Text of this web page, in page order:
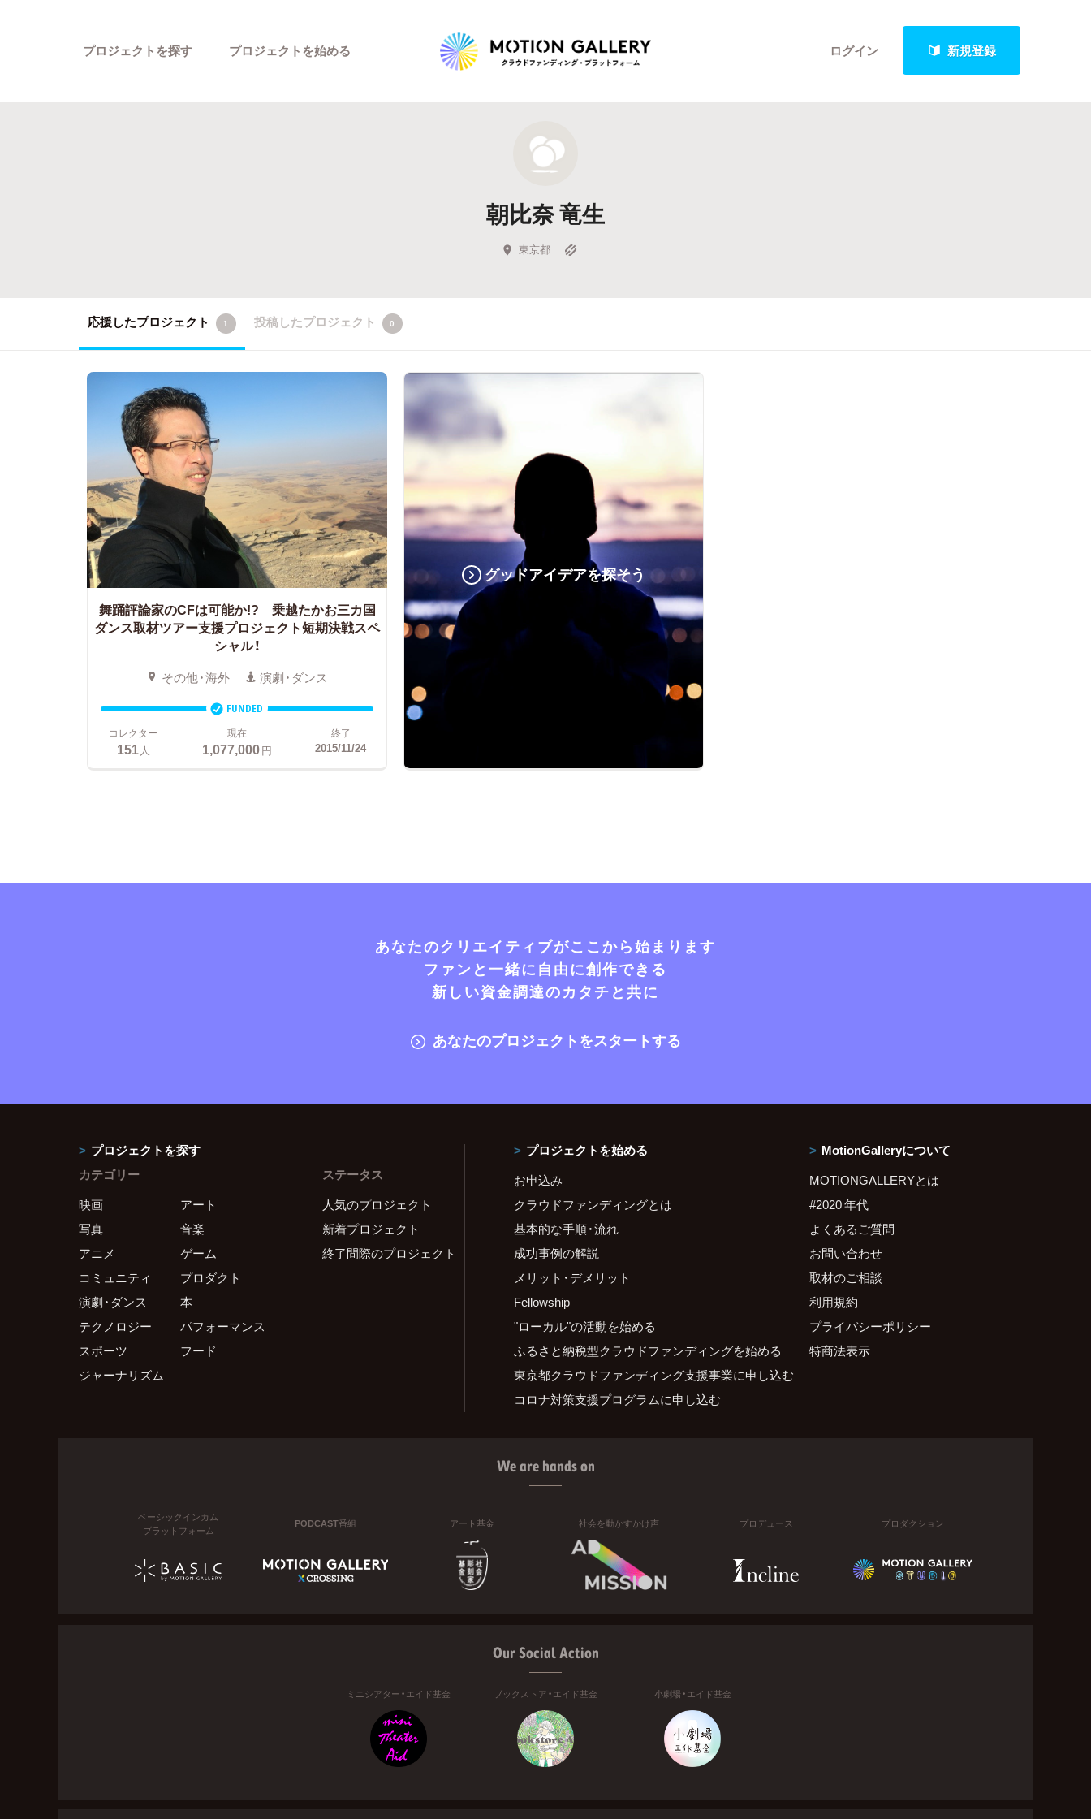
ログイン 新規登録
プロジェクトを探す
新着プロジェクト
Feature
キュレーターから探す
プロジェクトを始める
朝比奈 竜生
東京都
応援したプロジェクト 1 投稿したプロジェクト 0
舞踊評論家のCFは可能か!? 乗越たかお三カ国
ダンス取材ツアー支援プロジェクト短期決戦スペ
シャル！
その他・海外 演劇・ダンス
FUNDED
コレクター
151人
現在
1,077,000円
終了
2015/11/24
グッドアイデアを探そう
あなたのクリエイティブがここから始まります
ファンと一緒に自由に創作できる
新しい資金調達のカタチと共に
あなたのプロジェクトをスタートする
プロジェクトを探す
カテゴリー
映画
アート
写真
音楽
アニメ
ゲーム
コミュニティ
プロダクト
演劇・ダンス
本
テクノロジー
パフォーマンス
スポーツ
フード
ジャーナリズム
ステータス
人気のプロジェクト
新着プロジェクト
終了間際のプロジェクト
プロジェクトを始める
お申込み
クラウドファンディングとは
基本的な手順・流れ
成功事例の解説
メリット・デメリット
Fellowship
"ローカル"の活動を始める
ふるさと納税型クラウドファンディングを始める
東京都クラウドファンディング支援事業に申し込む
コロナ対策支援プログラムに申し込む
MotionGalleryについて
MOTIONGALLERYとは
#2020 年代
よくあるご質問
お問い合わせ
取材のご相談
利用規約
プライバシーポリシー
特商法表示
We are hands on
ベーシックインカム
プラットフォーム
PODCAST番組 アート基金 社会を動かすかけ声 プロデュース プロダクション
Our Social Action
ミニシアター・エイド基金 ブックストア・エイド基金 小劇場・エイド基金